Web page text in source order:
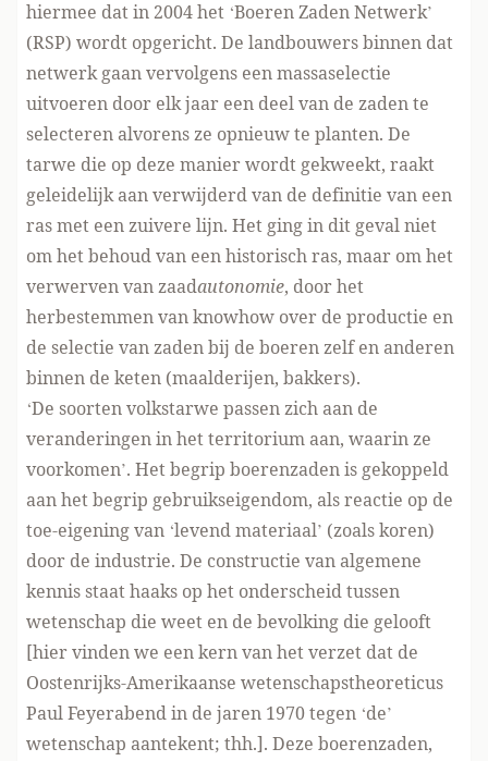
hiermee dat in 2004 het ‘Boeren Zaden Netwerk’
(RSP) wordt opgericht. De landbouwers binnen dat
netwerk gaan vervolgens een massaselectie
uitvoeren door elk jaar een deel van de zaden te
selecteren alvorens ze opnieuw te planten. De
tarwe die op deze manier wordt gekweekt, raakt
geleidelijk aan verwijderd van de definitie van een
ras met een zuivere lijn. Het ging in dit geval niet
om het behoud van een historisch ras, maar om het
verwerven van zaadautonomie, door het
herbestemmen van knowhow over de productie en
de selectie van zaden bij de boeren zelf en anderen
binnen de keten (maalderijen, bakkers).
‘De soorten volkstarwe passen zich aan de
veranderingen in het territorium aan, waarin ze
voorkomen’. Het begrip boerenzaden is gekoppeld
aan het begrip gebruikseigendom, als reactie op de
toe-eigening van ‘levend materiaal’ (zoals koren)
door de industrie. De constructie van algemene
kennis staat haaks op het onderscheid tussen
wetenschap die weet en de bevolking die gelooft
[hier vinden we een kern van het verzet dat de
Oostenrijks-Amerikaanse wetenschapstheoreticus
Paul Feyerabend in de jaren 1970 tegen ‘de’
wetenschap aantekent; thh.]. Deze boerenzaden,